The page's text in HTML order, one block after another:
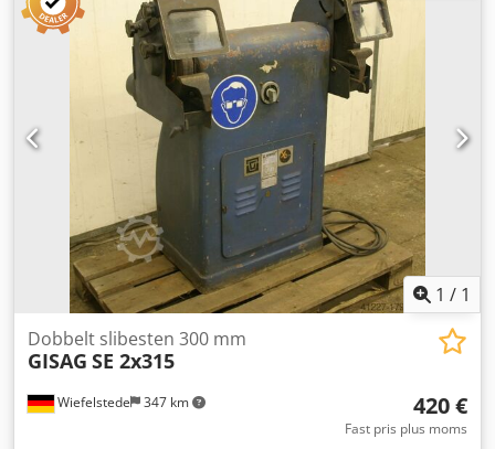
1 / 1
Wiefelstede 347 km
Dobbelt slibesten 300 mm
GISAG SE 2x315
420 €
Fast pris plus moms